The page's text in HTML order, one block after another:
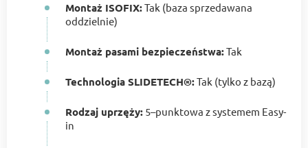
Montaż ISOFIX:Tak (baza sprzedawana
oddzielnie)
Montaż pasami bezpieczeństwa:Tak
Technologia SLIDETECH®:Tak (tylko z bazą)
Rodzaj uprzęży: 5–punktowa z systemem Easy-
in